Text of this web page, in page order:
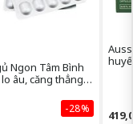
PHẨM
Ngon Tâm Bình
âu, căng thẳng,
-28%